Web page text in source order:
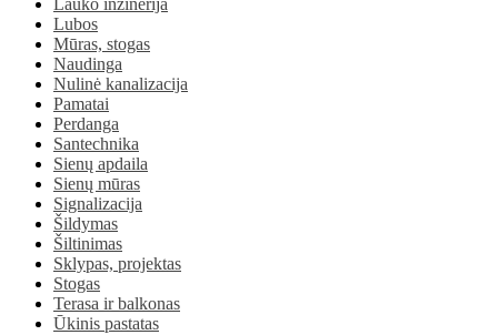
Lauko inžinerija
Lubos
Mūras, stogas
Naudinga
Nulinė kanalizacija
Pamatai
Perdanga
Santechnika
Sienų apdaila
Sienų mūras
Signalizacija
Šildymas
Šiltinimas
Sklypas, projektas
Stogas
Terasa ir balkonas
Ūkinis pastatas